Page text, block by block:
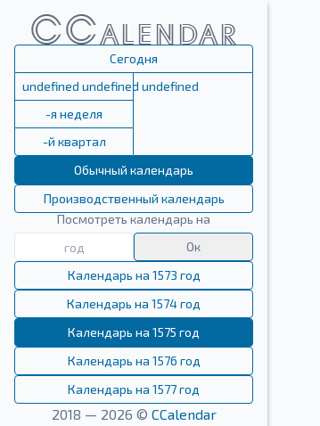
Сегодня
undefined undefined undefined
-я неделя
-й квартал
Обычный календарь
Производственный календарь
Посмотреть календарь на
Ок
Календарь на 1573 год
Календарь на 1574 год
Календарь на 1575 год
Календарь на 1576 год
Календарь на 1577 год
2018 — 2026 © CCalendar